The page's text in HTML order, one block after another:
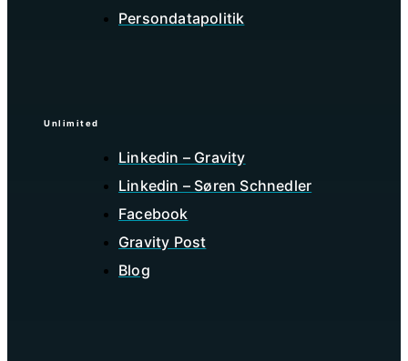
Persondatapolitik
Unlimited
Linkedin – Gravity
Linkedin – Søren Schnedler
Facebook
Gravity Post
Blog